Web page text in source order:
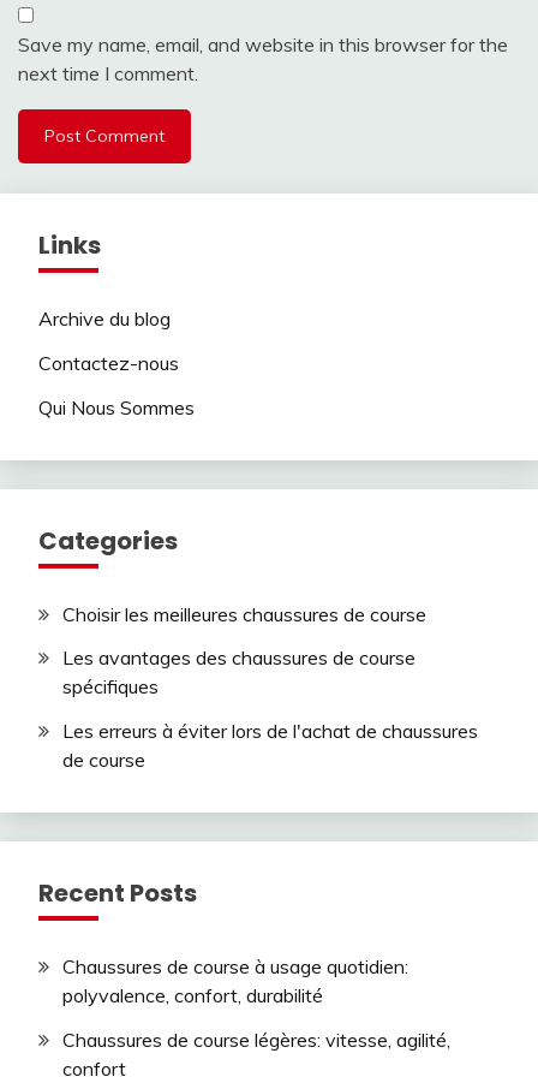
Save my name, email, and website in this browser for the
next time I comment.
Links
Archive du blog
Contactez-nous
Qui Nous Sommes
Categories
Choisir les meilleures chaussures de course
Les avantages des chaussures de course
spécifiques
Les erreurs à éviter lors de l'achat de chaussures
de course
Recent Posts
Chaussures de course à usage quotidien:
polyvalence, confort, durabilité
Chaussures de course légères: vitesse, agilité,
confort